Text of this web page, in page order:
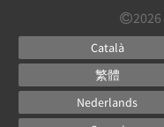
2026
Català
繁體
Nederlands